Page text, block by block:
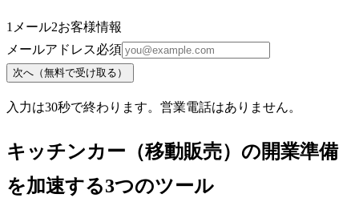
1 メール2お客様情報
メールアドレス必須
次へ（無料で受け取る）
入力は30秒で終わります。営業電話はありません。
キッチンカー（移動販売）の開業準備
を加速する3つのツール